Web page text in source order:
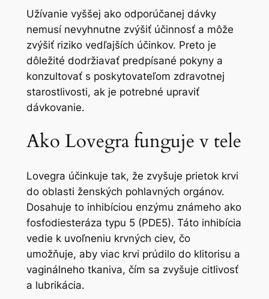
Užívanie vyššej ako odporúčanej dávky
nemusí nevyhnutne zvýšiť účinnosť a môže
zvýšiť riziko vedľajších účinkov. Preto je
dôležité dodržiavať predpísané pokyny a
konzultovať s poskytovateľom zdravotnej
starostlivosti, ak je potrebné upraviť
dávkovanie.
Ako Lovegra funguje v tele
Lovegra účinkuje tak, že zvyšuje prietok krvi
do oblasti ženských pohlavných orgánov.
Dosahuje to inhibíciou enzýmu známeho ako
fosfodiesteráza typu 5 (PDE5). Táto inhibícia
vedie k uvoľneniu krvných ciev, čo
umožňuje, aby viac krvi prúdilo do klitorisu a
vaginálneho tkaniva, čím sa zvyšuje citlivosť
a lubrikácia.